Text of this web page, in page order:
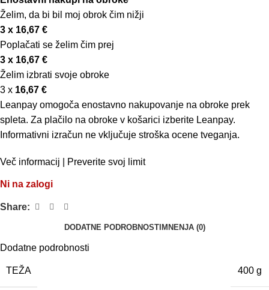
Želim, da bi bil moj obrok čim nižji
3 x 16,67 €
Poplačati se želim čim prej
3 x 16,67 €
Želim izbrati svoje obroke
3 x 16,67 €
Leanpay omogoča enostavno nakupovanje na obroke prek
spleta. Za plačilo na obroke v košarici izberite Leanpay.
Informativni izračun ne vključuje stroška ocene tveganja.
Več informacij Preverite svoj limit
Ni na zalogi
Share:
DODATNE PODROBNOSTI MNENJA (0)
Dodatne podrobnosti
TEŽA 400 g